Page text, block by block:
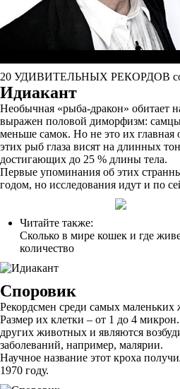
20 УДИВИТЕЛЬНЫХ РЕКОРДОВ
Идиакант
Необычная «рыба-дракон» обитает
выражен половой диморфизм: самцы
меньше самок. Но не это их главная
этих рыб глаза висят на длинных
достигающих до 25 % длины тела.
Первые упоминания об этих
годом, но исследования идут и по
Читайте также:
Сколько в мире кошек и где
количество
Споровик
Рекордсмен среди самых
Размер их клетки – от 1 до 4
других животных и являются
заболеваний, например, малярии.
Научное название этот кроха
1970 году.